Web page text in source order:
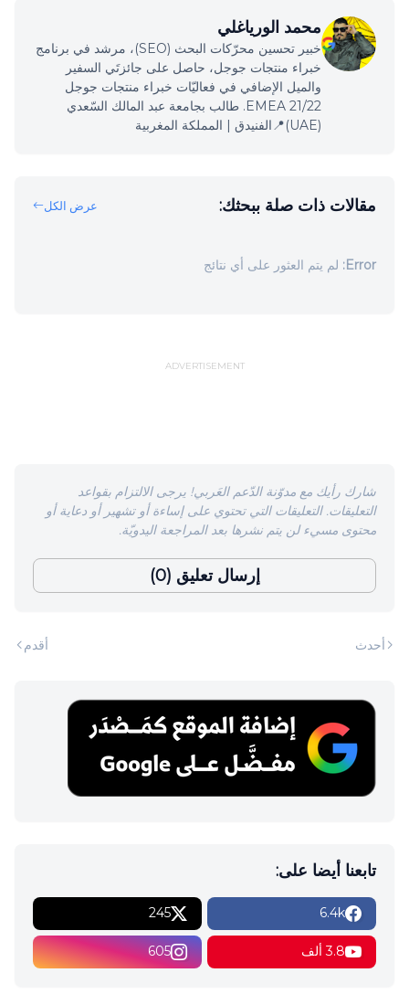
محمد الورياغلي
خبير تحسين محرّكات البحث (SEO)، مرشد في برنامج
خبراء منتجات جوجل، حاصل على جائزتَي السفير
والميل الإضافي في فعاليّات خبراء منتجات جوجل
EMEA 21/22. طالب بجامعة عبد المالك السّعدي
(UAE)📍الفنيدق | المملكة المغربية
مقالات ذات صلة ببحثك: عرض الكل
Error: لم يتم العثور على أي نتائج
ADVERTISEMENT
شارك رأيك مع مدوّنة الدّعم العَربي! يرجى الالتزام بقواعد
التعليقات. التعليقات التي تحتوي على إساءة أو تشهير أو دعاية أو
محتوى مسيء لن يتم نشرها بعد المراجعة اليدويّة.
إرسال تعليق (0)
أحدث أقدم
تابعنا أيضا على:
6.4k
245
3.8 ألف 605